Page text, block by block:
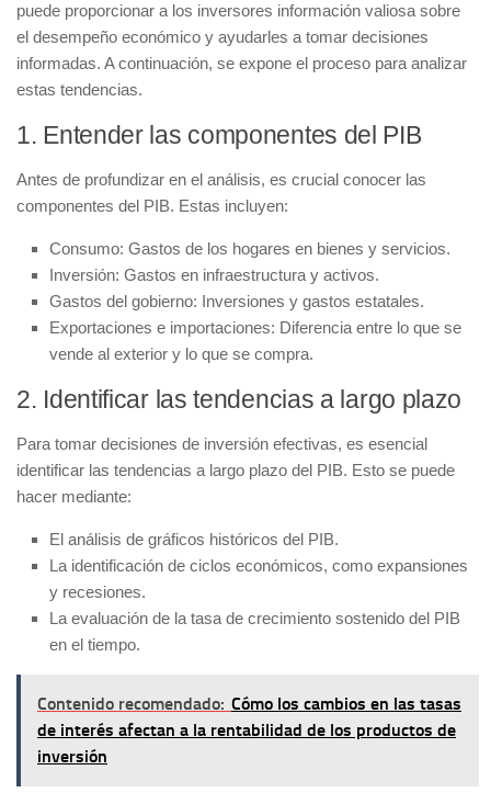
puede proporcionar a los inversores información valiosa sobre
el desempeño económico y ayudarles a tomar decisiones
informadas. A continuación, se expone el proceso para analizar
estas tendencias.
1. Entender las componentes del PIB
Antes de profundizar en el análisis, es crucial conocer las
componentes del PIB. Estas incluyen:
Consumo: Gastos de los hogares en bienes y servicios.
Inversión: Gastos en infraestructura y activos.
Gastos del gobierno: Inversiones y gastos estatales.
Exportaciones e importaciones: Diferencia entre lo que se
vende al exterior y lo que se compra.
2. Identificar las tendencias a largo plazo
Para tomar decisiones de inversión efectivas, es esencial
identificar las tendencias a largo plazo del PIB. Esto se puede
hacer mediante:
El análisis de gráficos históricos del PIB.
La identificación de ciclos económicos, como expansiones
y recesiones.
La evaluación de la tasa de crecimiento sostenido del PIB
en el tiempo.
Contenido recomendado: Cómo los cambios en las tasas
de interés afectan a la rentabilidad de los productos de
inversión